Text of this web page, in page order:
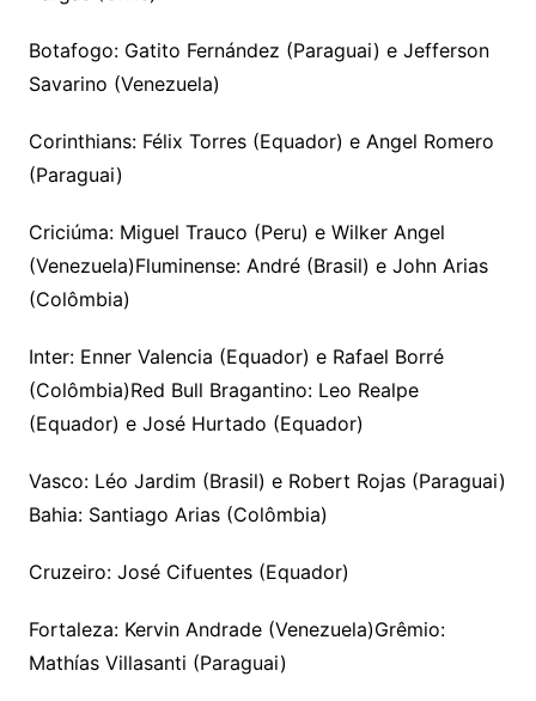
Botafogo: Gatito Fernández (Paraguai) e Jefferson
Savarino (Venezuela)
Corinthians: Félix Torres (Equador) e Angel Romero
(Paraguai)
Criciúma: Miguel Trauco (Peru) e Wilker Angel
(Venezuela)Fluminense: André (Brasil) e John Arias
(Colômbia)
Inter: Enner Valencia (Equador) e Rafael Borré
(Colômbia)Red Bull Bragantino: Leo Realpe
(Equador) e José Hurtado (Equador)
Vasco: Léo Jardim (Brasil) e Robert Rojas (Paraguai)
Bahia: Santiago Arias (Colômbia)
Cruzeiro: José Cifuentes (Equador)
Fortaleza: Kervin Andrade (Venezuela)Grêmio:
Mathías Villasanti (Paraguai)